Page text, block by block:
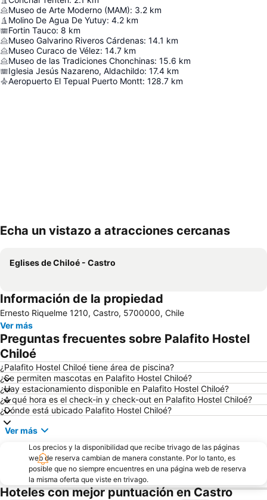
Museo de Arte Moderno (MAM): 3.2 km
Molino De Agua De Yutuy: 4.2 km
Fortin Tauco: 8 km
Museo Galvarino Riveros Cárdenas: 14.1 km
Museo Curaco de Vélez: 14.7 km
Museo de las Tradiciones Chonchinas: 15.6 km
Iglesia Jesús Nazareno, Aldachildo: 17.4 km
Aeropuerto El Tepual Puerto Montt: 128.7 km
Echa un vistazo a atracciones cercanas
Eglises de Chiloé - Castro
Información de la propiedad
Ernesto Riquelme 1210, Castro, 5700000, Chile
Ver más
Preguntas frecuentes sobre Palafito Hostel
Chiloé
¿Palafito Hostel Chiloé tiene área de piscina?
¿Se permiten mascotas en Palafito Hostel Chiloé?
¿Hay estacionamiento disponible en Palafito Hostel Chiloé?
¿A qué hora es el check-in y check-out en Palafito Hostel Chiloé?
¿Dónde está ubicado Palafito Hostel Chiloé?
Ver más
Los precios y la disponibilidad que recibe trivago de las páginas
web de reserva cambian de manera constante. Por lo tanto, es
posible que no siempre encuentres en una página web de reserva
la misma oferta que viste en trivago.
Hoteles con mejor puntuación en Castro